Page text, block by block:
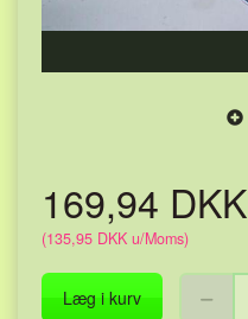
169,94 DKK
(135,95 DKK u/Moms)
Læg i kurv